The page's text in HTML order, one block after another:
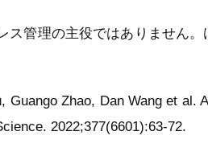
ス管理の主役ではありません
Guango Zhao, Dan Wang et
2022;377(6601):63-72.